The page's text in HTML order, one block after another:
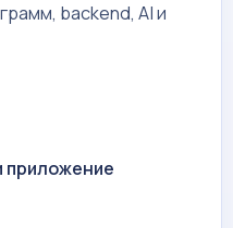
backend, AI и
приложение